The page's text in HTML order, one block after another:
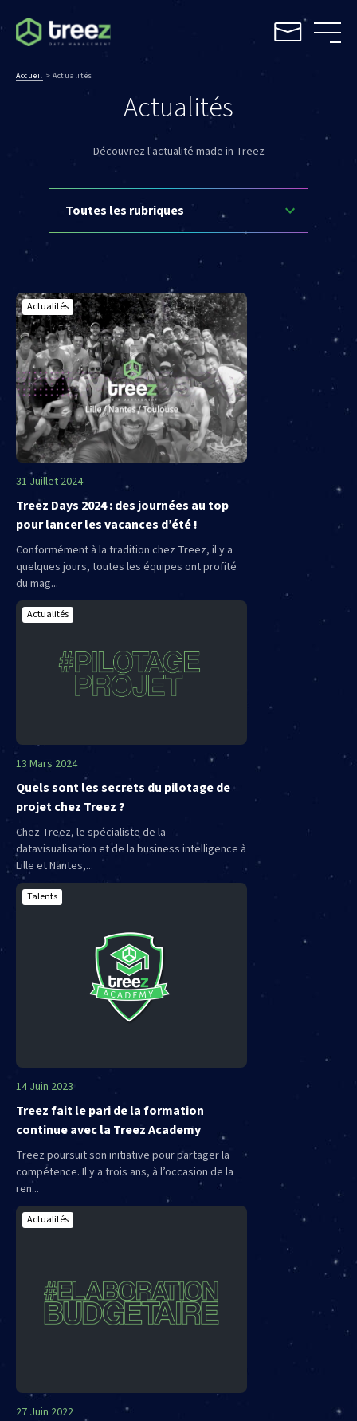
Accueil >Actualités
Actualités
Découvrez l'actualité made in Treez
Actualités
31 Juillet 2024
Treez Days 2024 : des journées au top
pour lancer les vacances d’été !
Conformément à la tradition chez Treez, il y a
quelques jours, toutes les équipes ont profité
du mag...
Actualités
13 Mars 2024
Quels sont les secrets du pilotage de
projet chez Treez ?
Chez Treez, le spécialiste de la
datavisualisation et de la business intelligence à
Lille et Nantes,...
Talents
14 Juin 2023
Treez fait le pari de la formation
continue avec la Treez Academy
Treez poursuit son initiative pour partager la
compétence. Il y a trois ans, à l’occasion de la
ren...
Actualités
27 Juin 2022